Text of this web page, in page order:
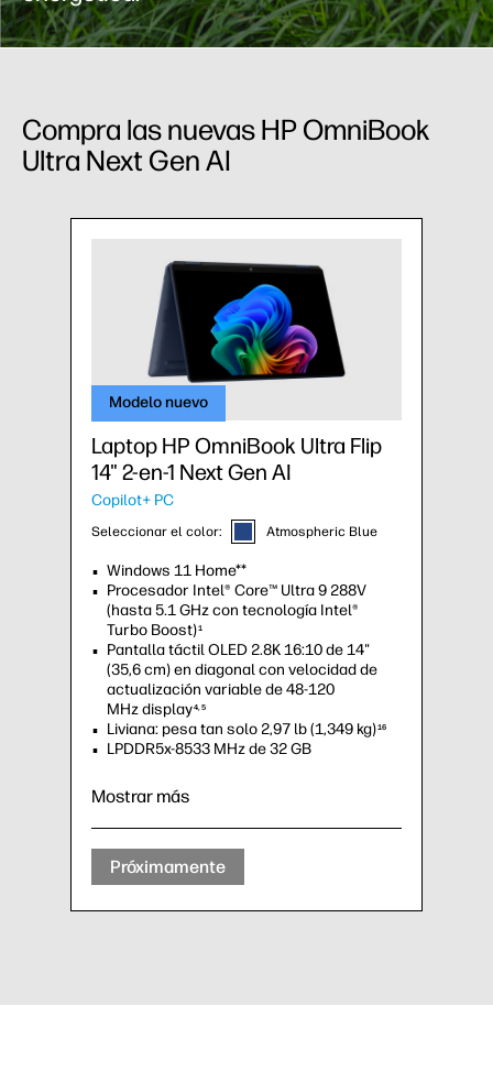
Compra las nuevas HP OmniBook
Ultra Next Gen AI
Modelo nuevo
Laptop HP OmniBook Ultra Flip
14" 2-en-1 Next Gen AI
Copilot+ PC
Seleccionar el color: Atmospheric Blue
Windows 11 Home**
Procesador Intel® Core™ Ultra 9 288V
(hasta 5.1 GHz con tecnología Intel®
Turbo Boost)1
Pantalla táctil OLED 2.8K 16:10 de 14"
(35,6 cm) en diagonal con velocidad de
actualización variable de 48-120
MHz display4,5
Liviana: pesa tan solo 2,97 lb (1,349 kg)16
LPDDR5x-8533 MHz de 32 GB
Mostrar más
Próximamente